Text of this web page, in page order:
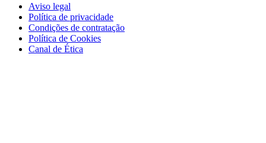
Aviso legal
Política de privacidade
Condições de contratação
Política de Cookies
Canal de Ética